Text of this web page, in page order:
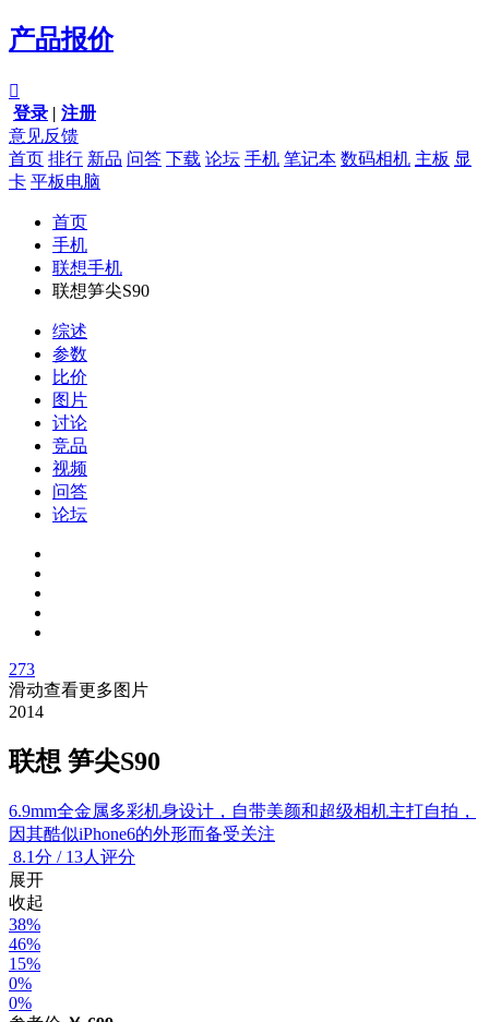
产品报价

登录 | 注册
意见反馈
首页 排行 新品 问答 下载 论坛 手机 笔记本 数码相机 主板 显
卡 平板电脑
首页
手机
联想手机
联想笋尖S90
综述
参数
比价
图片
讨论
竞品
视频
问答
论坛
273
滑动查看更多图片
2014
联想 笋尖S90
6.9mm全金属多彩机身设计，自带美颜和超级相机主打自拍，
因其酷似iPhone6的外形而备受关注
8.1分 / 13人评分
展开
收起
38%
46%
15%
0%
0%